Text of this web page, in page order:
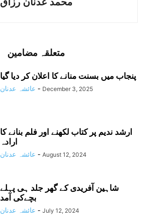
متعلقہ مضامین
پنجاب میں بسنت منانے کا اعلان کر دیا گیا
عائشہ عدنان - December 3, 2025
ارشد ندیم پر کتاب لکھنے اور فلم بنانے کا
ارادہ
عائشہ عدنان - August 12, 2024
شاہین آفریدی کے گھر جلد ہی پہلے
بچےکی آمد
عائشہ عدنان - July 12, 2024